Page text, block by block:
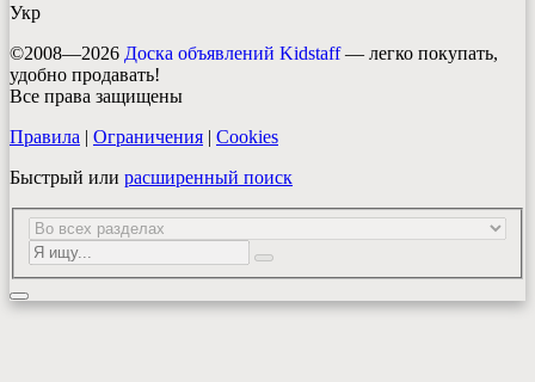
Укр
©2008—2026 Доска объявлений Kidstaff— легко покупать,
удобно продавать!
Все права защищены
Правила | Ограничения | Cookies
Быстрый или расширенный поиск